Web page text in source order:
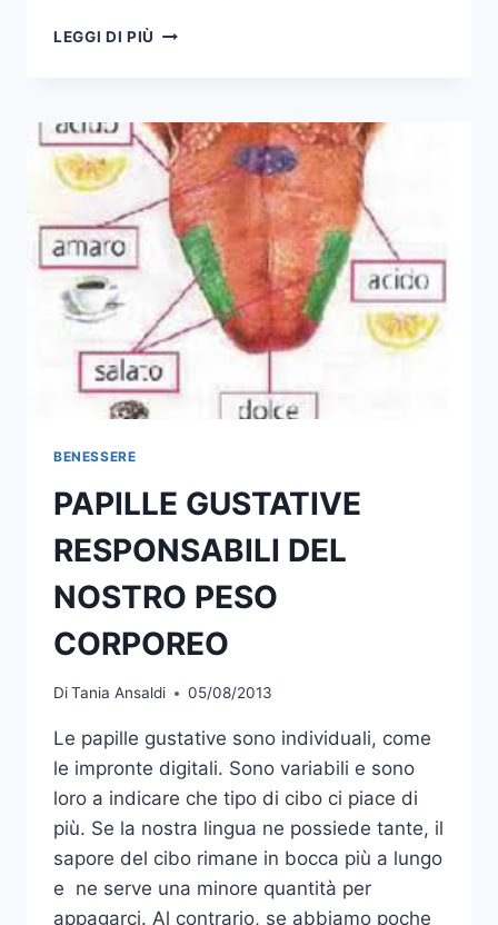
LEGGI DI PIÙ ALTERNATE
PER
DIMAGRIRE
BENESSERE
PAPILLE GUSTATIVE
RESPONSABILI DEL
NOSTRO PESO
CORPOREO
DiTania Ansaldi 05/08/2013
Le papille gustative sono individuali, come
le impronte digitali. Sono variabili e sono
loro a indicare che tipo di cibo ci piace di
più. Se la nostra lingua ne possiede tante, il
sapore del cibo rimane in bocca più a lungo
e ne serve una minore quantità per
appagarci. Al contrario, se abbiamo poche